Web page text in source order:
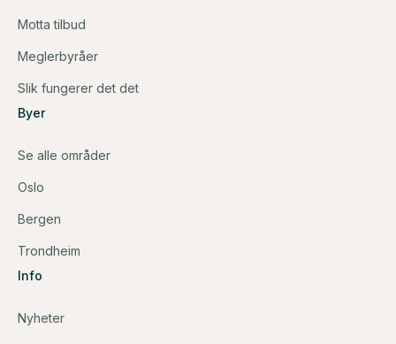
Motta tilbud
Meglerbyråer
Slik fungerer det det
Byer
Se alle områder
Oslo
Bergen
Trondheim
Info
Nyheter